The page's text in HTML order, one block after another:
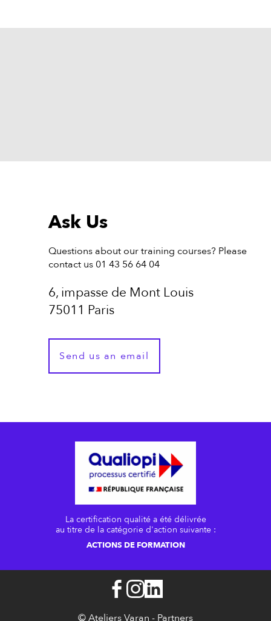
Ask Us
Questions about our training courses? Please
contact us 01 43 56 64 04
6, impasse de Mont Louis
75011 Paris
Send us an email
La certification qualité a été délivrée
au titre de la catégorie d'action suivante :
ACTIONS DE FORMATION
© Ateliers Varan - Partners